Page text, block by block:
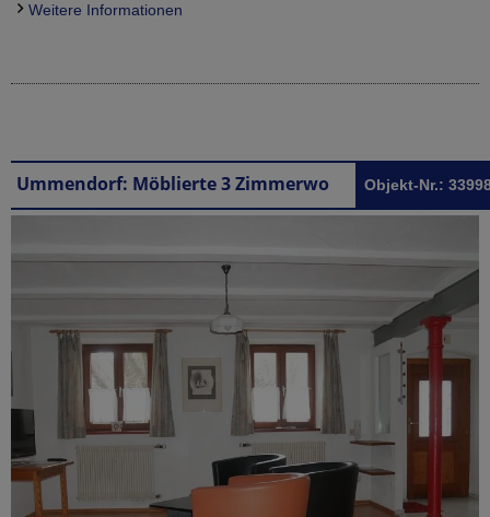
Weitere Informationen
Objekt-Nr.: